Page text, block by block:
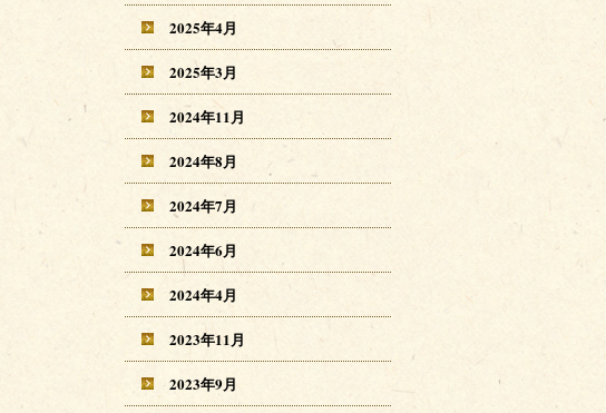
2025年4月
2025年3月
2024年11月
2024年8月
2024年7月
2024年6月
2024年4月
2023年11月
2023年9月